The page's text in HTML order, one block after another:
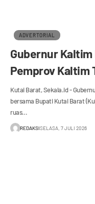
ADVERTORIAL
Gubernur Kaltim
Pemprov Kaltim
Kutai Barat, Sekala.id -
bersama Bupati Kutai Barat
ruas…
REDAKSISELASA, 7 JULI 2026